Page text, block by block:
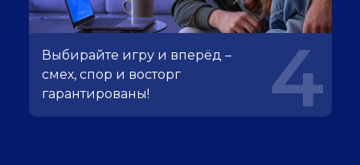
Выбирайте игру и вперёд –
смех, спор и восторг
гарантированы!
4